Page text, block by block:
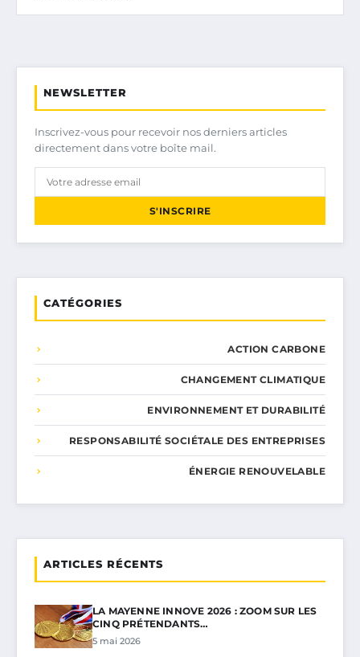
NEWSLETTER
Inscrivez-vous pour recevoir nos derniers articles
directement dans votre boîte mail.
S'INSCRIRE
CATÉGORIES
ACTION CARBONE
CHANGEMENT CLIMATIQUE
ENVIRONNEMENT ET DURABILITÉ
RESPONSABILITÉ SOCIÉTALE DES ENTREPRISES
ÉNERGIE RENOUVELABLE
ARTICLES RÉCENTS
LA MAYENNE INNOVE 2026 : ZOOM SUR LES
CINQ PRÉTENDANTS…
5 mai 2026